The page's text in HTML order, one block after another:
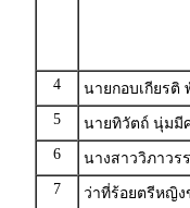
4 นายกอบเกียร
5
นายทิวัตถ์ นุ่มมี
6
นางสาววิภาวร
7
ว่าที่ร้อยตรีหญิ